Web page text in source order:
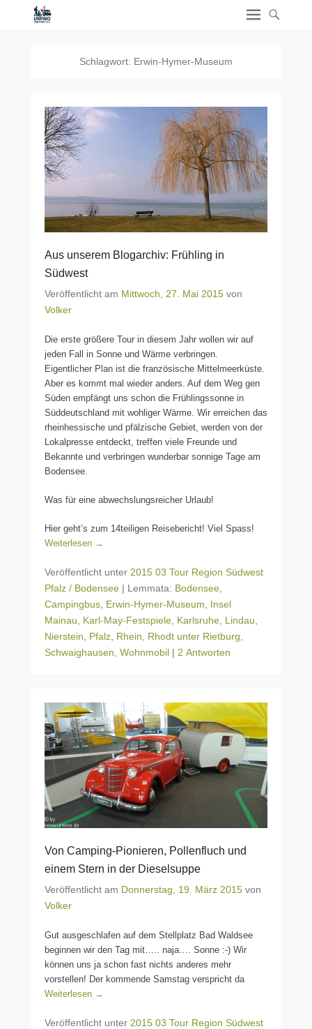
Schlagwort: Erwin-Hymer-Museum
Aus unserem Blogarchiv: Frühling in
Südwest
Veröffentlicht am Mittwoch, 27. Mai 2015 von
Volker
Die erste größere Tour in diesem Jahr wollen wir auf
jeden Fall in Sonne und Wärme verbringen.
Eigentlicher Plan ist die französische Mittelmeerküste.
Aber es kommt mal wieder anders. Auf dem Weg gen
Süden empfängt uns schon die Frühlingssonne in
Süddeutschland mit wohliger Wärme. Wir erreichen das
rheinhessische und pfälzische Gebiet, werden von der
Lokalpresse entdeckt, treffen viele Freunde und
Bekannte und verbringen wunderbar sonnige Tage am
Bodensee.
Was für eine abwechslungsreicher Urlaub!
Hier geht’s zum 14teiligen Reisebericht! Viel Spass!
Weiterlesen →
Veröffentlicht unter 2015 03 Tour Region Südwest
Pfalz / Bodensee | Lemmata: Bodensee
Campingbus Erwin-Hymer-Museum
Insel
Mainau
Karl-May-Festspiele Karlsruhe Lindau
Nierstein
Pfalz Rhein Rhodt unter Rietburg
Schwaighausen Wohnmobil | 2 Antworten
Von Camping-Pionieren, Pollenfluch und
einem Stern in der Dieselsuppe
Veröffentlicht am Donnerstag, 19. März 2015 von
Volker
Gut ausgeschlafen auf dem Stellplatz Bad Waldsee
beginnen wir den Tag mit….. naja…. Sonne :-) Wir
können uns ja schon fast nichts anderes mehr
vorstellen! Der kommende Samstag verspricht da
Weiterlesen →
Veröffentlicht unter 2015 03 Tour Region Südwest